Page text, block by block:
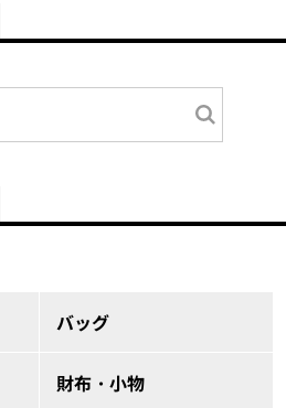
バッグ
財布・小物